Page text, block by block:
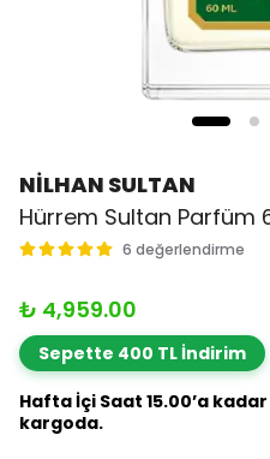
NİLHAN SULTAN
Hürrem Sultan Parfüm
6 değerlendirme
₺ 4,959.00
Sepette 400 TL İndirim
Hafta İçi Saat 15.00’a
kargoda.